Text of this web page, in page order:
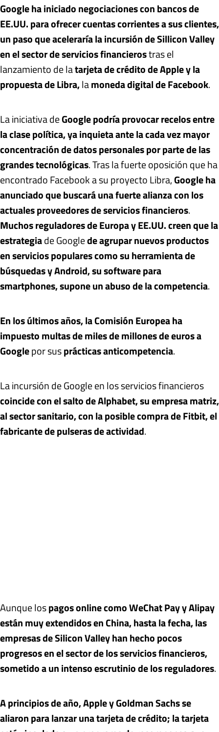
Google ha iniciado negociaciones con bancos de
EE.UU. para ofrecer cuentas corrientes a sus clientes,
un paso que aceleraría la incursión de Sillicon Valley
en el sector de servicios financierostras el
lanzamiento de latarjeta de crédito de Apple y la
propuesta de Libra,lamoneda digital de Facebook.
La iniciativa deGoogle podría provocar recelos entre
la clase política, ya inquieta ante la cada vez mayor
concentración de datos personales por parte de las
grandes tecnológicas. Tras la fuerte oposición que ha
encontrado Facebook a su proyecto Libra,Google ha
anunciado que buscará una fuerte alianza con los
actuales proveedores de servicios financieros.
Muchos reguladores de Europa y EE.UU. creen que la
estrategiade Googlede agrupar nuevos productos
en servicios populares como su herramienta de
búsquedas y Android, su software para
smartphones, supone un abuso de la competencia.
En los últimos años, la Comisión Europea ha
impuesto multas de miles de millones de euros a
Googlepor susprácticas anticompetencia.
La incursión de Google en los servicios financieros
coincide con el salto de Alphabet, su empresa matriz,
al sector sanitario, con la posible compra de Fitbit, el
fabricante de pulseras de actividad.
Aunque lospagos online como WeChat Pay y Alipay
están muy extendidos en China, hasta la fecha, las
empresas de Silicon Valley han hecho pocos
progresos en el sector de los servicios financieros,
sometido a un intenso escrutinio de los reguladores.
A principios de año, Apple y Goldman Sachs se
aliaron para lanzar una tarjeta de crédito; la tarjeta